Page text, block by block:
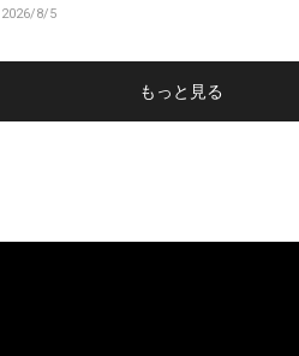
2026/8/5
もっと見る